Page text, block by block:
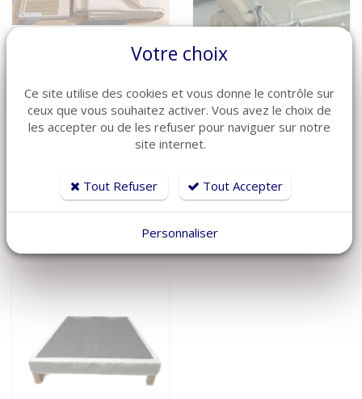
sommier DAVID
Réf: david
en stock
20 €
sommier pour
mécanisme
convertible
en stock
Votre choix
Ce site utilise des cookies et vous donne le contrôle sur
ceux que vous souhaitez activer. Vous avez le choix de
les accepter ou de les refuser pour naviguer sur notre
site internet.
Tout Refuser Tout Accepter
Personnaliser